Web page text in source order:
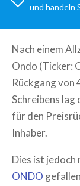
und handeln
Nach einem
Ondo (Ticker:
Rückgang von
Schreibens lag
für den
Inhaber.
Dies ist jedoch
ONDO